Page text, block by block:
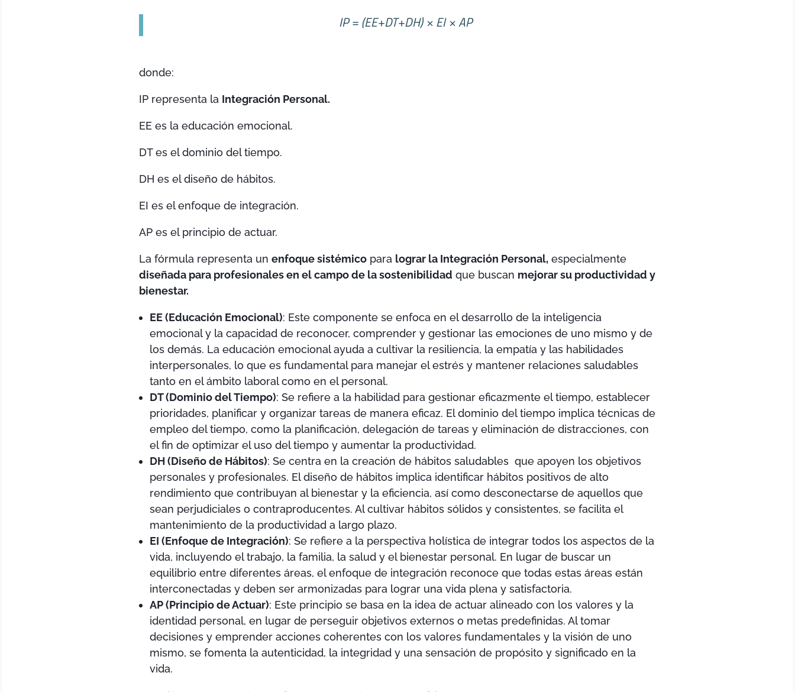
IP = (EE+DT+DH) × EI × AP
donde:
IP representa la Integración Personal.
EE es la educación emocional.
DT es el dominio del tiempo.
DH es el diseño de hábitos.
EI es el enfoque de integración.
AP es el principio de actuar.
La fórmula representa unenfoque sistémico para lograr la Integración Personal, especialmente
diseñada para profesionales en el campo de la sostenibilidad que buscan mejorar su productividad y
bienestar.
EE (Educación Emocional): Este componente se enfoca en el desarrollo de la inteligencia
emocional y la capacidad de reconocer, comprender y gestionar las emociones de uno mismo y de
los demás. La educación emocional ayuda a cultivar la resiliencia, la empatía y las habilidades
interpersonales, lo que es fundamental para manejar el estrés y mantener relaciones saludables
tanto en el ámbito laboral como en el personal.
DT (Dominio del Tiempo): Se refiere a la habilidad para gestionar eficazmente el tiempo, establecer
prioridades, planificar y organizar tareas de manera eficaz. El dominio del tiempo implica técnicas de
empleo del tiempo, como la planificación, delegación de tareas y eliminación de distracciones, con
el fin de optimizar el uso del tiempo y aumentar la productividad.
DH (Diseño de Hábitos): Se centra en la creación de hábitos saludables que apoyen los objetivos
personales y profesionales. El diseño de hábitos implica identificar hábitos positivos de alto
rendimiento que contribuyan al bienestar y la eficiencia, así como desconectarse de aquellos que
sean perjudiciales o contraproducentes. Al cultivar hábitos sólidos y consistentes, se facilita el
mantenimiento de la productividad a largo plazo.
EI (Enfoque de Integración): Se refiere a la perspectiva holística de integrar todos los aspectos de la
vida, incluyendo el trabajo, la familia, la salud y el bienestar personal. En lugar de buscar un
equilibrio entre diferentes áreas, el enfoque de integración reconoce que todas estas áreas están
interconectadas y deben ser armonizadas para lograr una vida plena y satisfactoria.
AP (Principio de Actuar): Este principio se basa en la idea de actuar alineado con los valores y la
identidad personal, en lugar de perseguir objetivos externos o metas predefinidas. Al tomar
decisiones y emprender acciones coherentes con los valores fundamentales y la visión de uno
mismo, se fomenta la autenticidad, la integridad y una sensación de propósito y significado en la
vida.